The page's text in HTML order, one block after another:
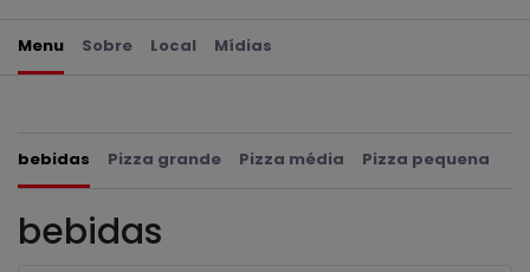
Menu Sobre Local Mídias
bebidas Pizza grande Pizza média Pizza pequena
bebidas